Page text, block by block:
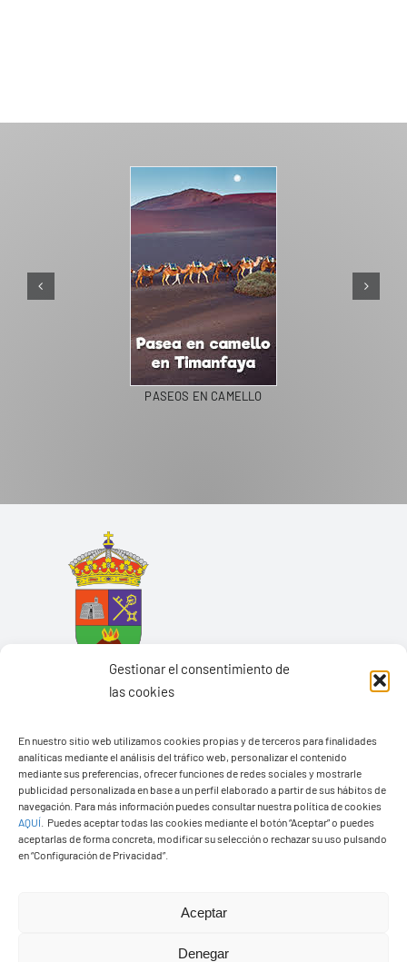
Gestionar el consentimiento de
las cookies
En nuestro sitio web utilizamos cookies propias y de terceros para finalidades
analíticas mediante el análisis del tráfico web, personalizar el contenido
mediante sus preferencias, ofrecer funciones de redes sociales y mostrarle
publicidad personalizada en base a un perfil elaborado a partir de sus hábitos de
navegación. Para más información puedes consultar nuestra política de cookies
AQUÍ
Puedes aceptar todas las cookies mediante el botón “Aceptar” o puedes
aceptarlas de forma concreta, modificar su selección o rechazar su uso pulsando
en “Configuración de Privacidad”.
Aceptar
Denegar
PASEOS EN CAMELLO
Ayuntamiento de Yaiza
Pza. de Los Remedios, 1
35570 – Yaiza
Tel:928 83 62 20